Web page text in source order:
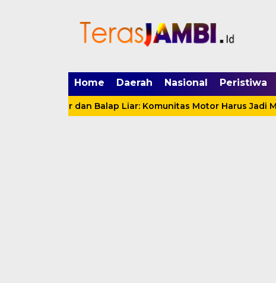
Home Daerah Nasional Peristiwa
Motor dan Balap Liar: Komunitas Motor Harus Jadi Mitra